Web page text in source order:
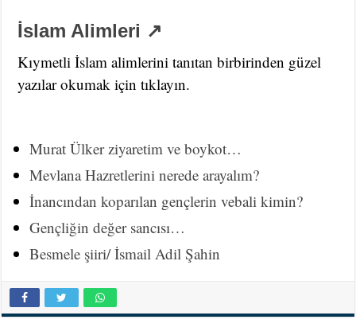
İslam Alimleri ↗
Kıymetli İslam alimlerini tanıtan birbirinden güzel
yazılar okumak için tıklayın.
Murat Ülker ziyaretim ve boykot…
Mevlana Hazretlerini nerede arayalım?
İnancından koparılan gençlerin vebali kimin?
Gençliğin değer sancısı…
Besmele şiiri/ İsmail Adil Şahin